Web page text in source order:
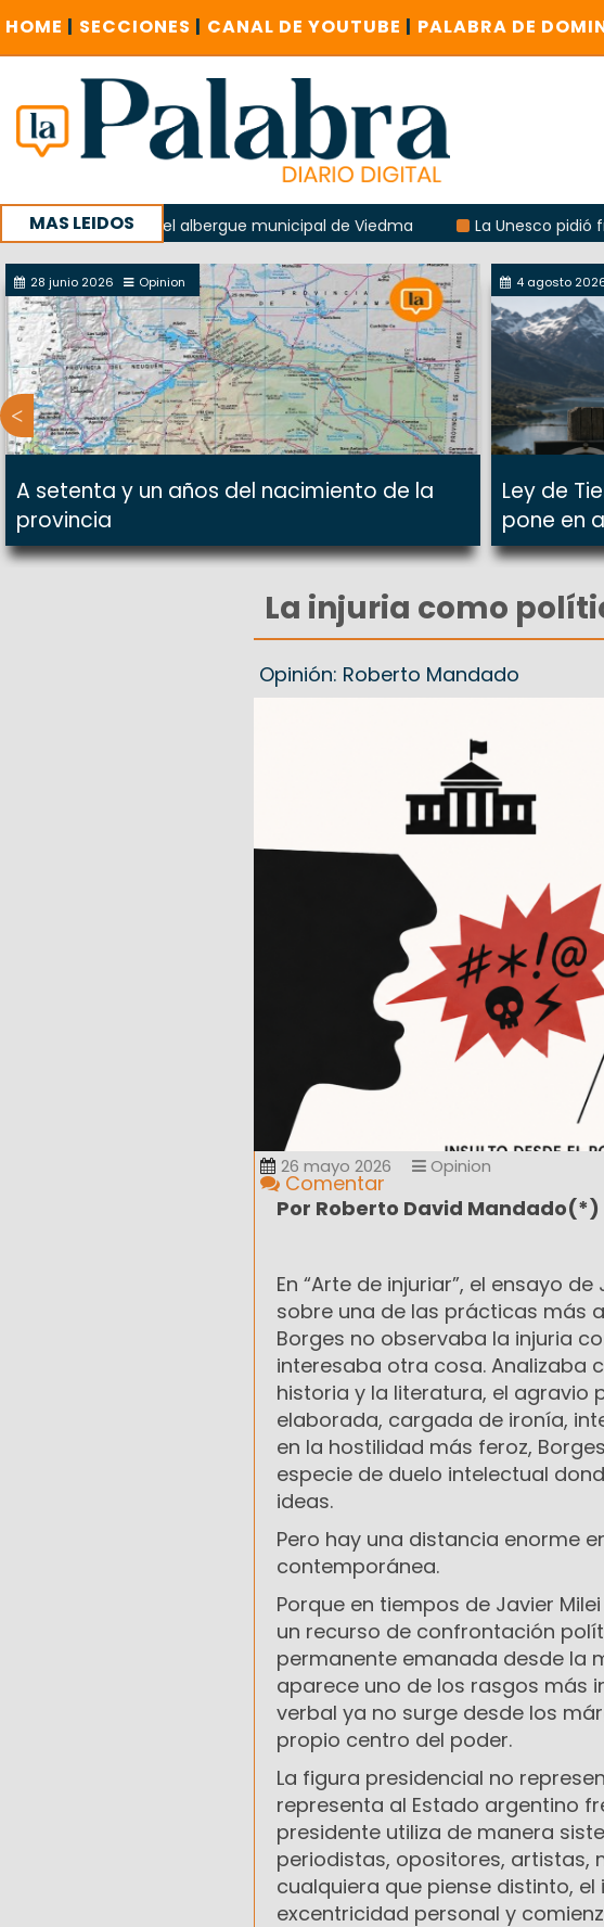
HOME | SECCIONES | CANAL DE YOUTUBE | PALABRA DE
MAS LEIDOS
del albergue municipal de Viedma La Unesco pidió frenar las
con un encuentro provincial en Roca
28 junio 2026 Opinion
A setenta y un años del nacimiento de la
provincia
4 agosto
Ley de
pone en
La injuria como
Opinión: Roberto Mandado
26 mayo 2026 Opinion
Comentar
Por Roberto David Mandado(*)
En “Arte de injuriar”, el ensayo
sobre una de las prácticas más
Borges no observaba la injuria
interesaba otra cosa. Analizaba
historia y la literatura, el agravio
elaborada, cargada de ironía,
en la hostilidad más feroz,
especie de duelo intelectual
ideas.
Pero hay una distancia enorme
contemporánea.
Porque en tiempos de Javier
un recurso de confrontación
permanente emanada desde la
aparece uno de los rasgos más
verbal ya no surge desde los
propio centro del poder.
La figura presidencial no
representa al Estado argentino
presidente utiliza de manera
periodistas, opositores, artistas,
cualquiera que piense distinto,
excentricidad personal y